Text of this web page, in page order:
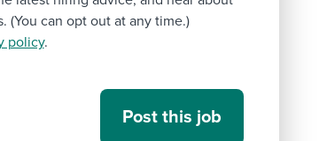
(You can opt out at any time.)
policy.